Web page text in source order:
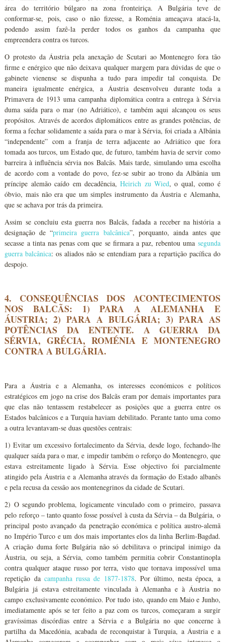
área do território búlgaro na zona fronteiriça. A Bulgária teve de
conformar-se, pois, caso o não fizesse, a Roménia ameaçava atacá-la,
podendo assim fazê-la perder todos os ganhos da campanha que
empreendera contra os turcos.
O protesto da Áustria pela anexação de Scutari ao Montenegro fora tão
firme e enérgico que não deixava qualquer margem para dúvidas de que o
gabinete vienense se dispunha a tudo para impedir tal conquista. De
maneira igualmente enérgica, a Áustria desenvolveu durante toda a
Primavera de 1913 uma campanha diplomática contra a entrega à Sérvia
duma saída para o mar (no Adriático), e também aqui alcançou os seus
propósitos. Através de acordos diplomáticos entre as grandes potências, de
forma a fechar solidamente a saída para o mar à Sérvia, foi criada a Albânia
“independente” com a franja de terra adjacente ao Adriático que fora
tomada aos turcos, um Estado que, de futuro, também havia de servir como
barreira à influência sérvia nos Balcãs. Mais tarde, simulando uma escolha
de acordo com a vontade do povo, fez-se subir ao trono da Albânia um
príncipe alemão caído em decadência,Heirich zu Wied, o qual, como é
óbvio, mais não era que um simples instrumento da Áustria e Alemanha,
que se achava por trás da primeira.
Assim se concluiu esta guerra nos Balcãs, fadada a receber na história a
designação de “primeira guerra balcânica”, porquanto, ainda antes que
secasse a tinta nas penas com que se firmara a paz, rebentou uma segunda
guerra balcânica: os aliados não se entendiam para a repartição pacífica do
despojo.
4. CONSEQUÊNCIAS DOS ACONTECIMENTOS
NOS BALCÃS: 1) PARA A ALEMANHA E
ÁUSTRIA; 2) PARA A BULGÁRIA; 3) PARA AS
POTÊNCIAS DA ENTENTE. A GUERRA DA
SÉRVIA, GRÉCIA, ROMÉNIA E MONTENEGRO
CONTRA A BULGÁRIA.
Para a Áustria e a Alemanha, os interesses económicos e políticos
estratégicos em jogo na crise dos Balcãs eram por demais importantes para
que elas não tentassem restabelecer as posições que a guerra entre os
Estados balcânicos e a Turquia haviam debilitado. Perante tanto uma como
a outra levantavam-se duas questões centrais:
1) Evitar um excessivo fortalecimento da Sérvia, desde logo, fechando-lhe
qualquer saída para o mar, e impedir também o reforço do Montenegro, que
estava estreitamente ligado à Sérvia. Esse objectivo foi parcialmente
atingido pela Áustria e a Alemanha através da formação do Estado albanês
e pela recusa da cessão aos montenegrinos da cidade de Scutari.
2) O segundo problema, logicamente vinculado com o primeiro, passava
pelo reforço – tanto quanto fosse possível à custa da Sérvia – da Bulgária, o
principal posto avançado da penetração económica e política austro-alemã
no Império Turco e um dos mais importantes elos da linha Berlim-Bagdad.
A criação duma forte Bulgária não só debilitava o principal inimigo da
Áustria, ou seja, a Sérvia, como também permitia cobrir Constantinopla
contra qualquer ataque russo por terra, visto que tornava impossível uma
repetição da campanha russa de 1877-1878. Por último, nesta época, a
Bulgária já estava estreitamente vinculada à Alemanha e à Áustria no
campo exclusivamente económico. Por tudo isto, quando em Maio e Junho,
imediatamente após se ter feito a paz com os turcos, começaram a surgir
gravíssimas discórdias entre a Sérvia e a Bulgária no que concerne à
partilha da Macedónia, acabada de reconquistar à Turquia, a Áustria e a